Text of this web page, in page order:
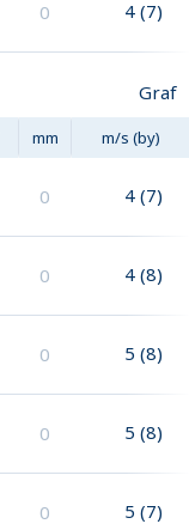
0 4 (7)
Graf
mm m/s (by)
0 4 (7)
0 4 (8)
0 5 (8)
0 5 (8)
0 5 (7)